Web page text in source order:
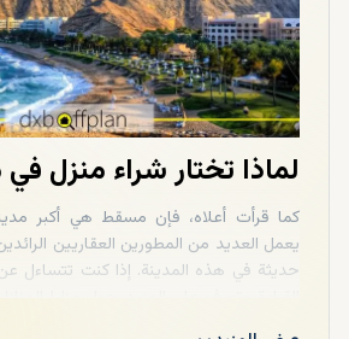
لماذا تختار شراء منزل
كما قرأت أعلاه، فإن مسقط هي أكبر
يعمل العديد من المطورين العقاريين
حديثة في هذه المدينة. إذا كنت تتساءل